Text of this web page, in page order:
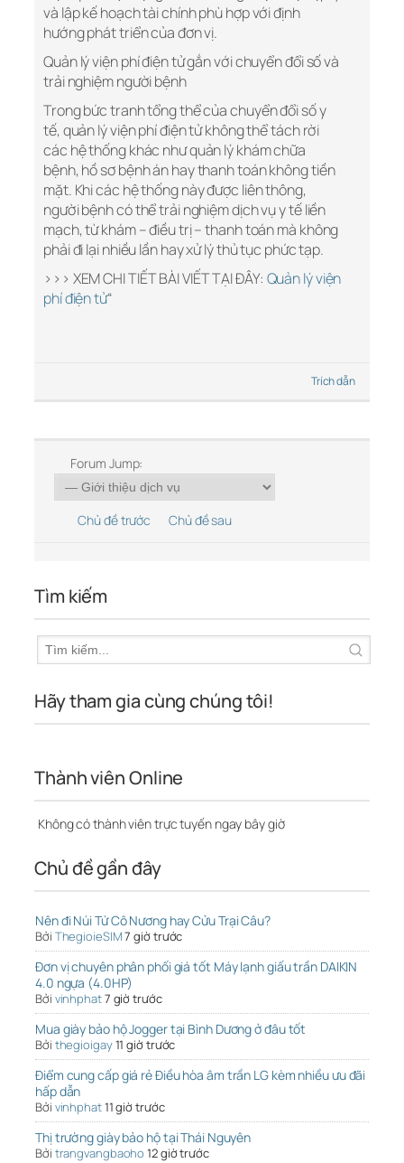
và lập kế hoạch tài chính phù hợp với định
hướng phát triển của đơn vị.
Quản lý viện phí điện tử gắn với chuyển đổi số và
trải nghiệm người bệnh
Trong bức tranh tổng thể của chuyển đổi số y
tế, quản lý viện phí điện tử không thể tách rời
các hệ thống khác như quản lý khám chữa
bệnh, hồ sơ bệnh án hay thanh toán không tiền
mặt. Khi các hệ thống này được liên thông,
người bệnh có thể trải nghiệm dịch vụ y tế liền
mạch, từ khám – điều trị – thanh toán mà không
phải đi lại nhiều lần hay xử lý thủ tục phức tạp.
>>> XEM CHI TIẾT BÀI VIẾT TẠI ĐÂY: Quản lý viện
phí điện tử“
Trích dẫn
Forum Jump:
Chủ đề trước Chủ đề sau
Tìm kiếm
Hãy tham gia cùng chúng tôi!
Thành viên Online
Không có thành viên trực tuyến ngay bây giờ
Chủ đề gần đây
Nên đi Núi Tứ Cô Nương hay Cửu Trại Câu?
Bởi ThegioieSIM7 giờ trước
Đơn vị chuyên phân phối giá tốt Máy lạnh giấu trần DAIKIN
4.0 ngựa (4.0HP)
Bởi vinhphat7 giờ trước
Mua giày bảo hộ Jogger tại Bình Dương ở đâu tốt
Bởi thegioigay11 giờ trước
Điểm cung cấp giá rẻ Điều hòa âm trần LG kèm nhiều ưu đãi
hấp dẫn
Bởi vinhphat11 giờ trước
Thị trường giày bảo hộ tại Thái Nguyên
Bởi trangvangbaoho 12 giờ trước